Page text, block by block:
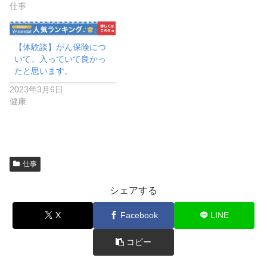
仕事
【体験談】がん保険につ
いて。入っていて良かっ
たと思います。
2023年3月6日
健康
仕事
シェアする
X Facebook LINE
コピー